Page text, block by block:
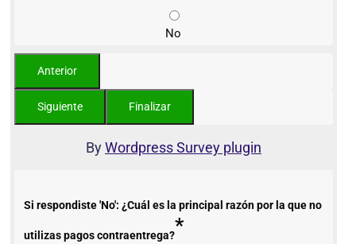
No
ByWordpress Survey plugin
Si respondiste 'No': ¿Cuál es la principal razón por la que no
utilizas pagos contraentrega?*